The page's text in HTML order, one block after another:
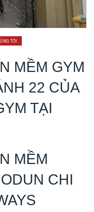
TÔI
MỀM GYM
22 CỦA
TẠI
MỀM
CHI